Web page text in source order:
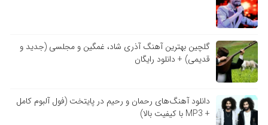
گلچین بهترین آهنگ آذری شاد، غمگین و مجلسی (جدید و
قدیمی) + دانلود رایگان
دانلود آهنگ‌های رحمان و رحیم در پایتخت (فول آلبوم کامل
+ MP3 با کیفیت بالا)